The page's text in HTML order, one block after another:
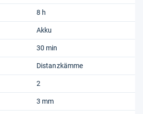
8 h
Akku
30 min
Distanzkämme
2
3 mm